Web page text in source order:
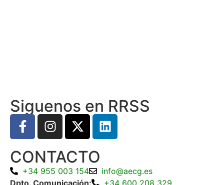
Siguenos en RRSS
CONTACTO
+34 955 003 154
info@aecg.es
Dpto. Comunicación:
+34 600 208 329